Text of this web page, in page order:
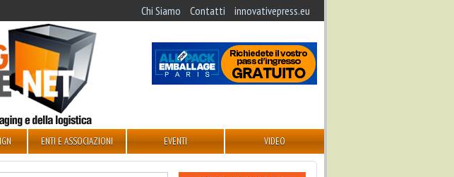
Chi Siamo Contatti innovativepress.eu
ENTI E ASSOCIAZIONI EVENTI VIDEO